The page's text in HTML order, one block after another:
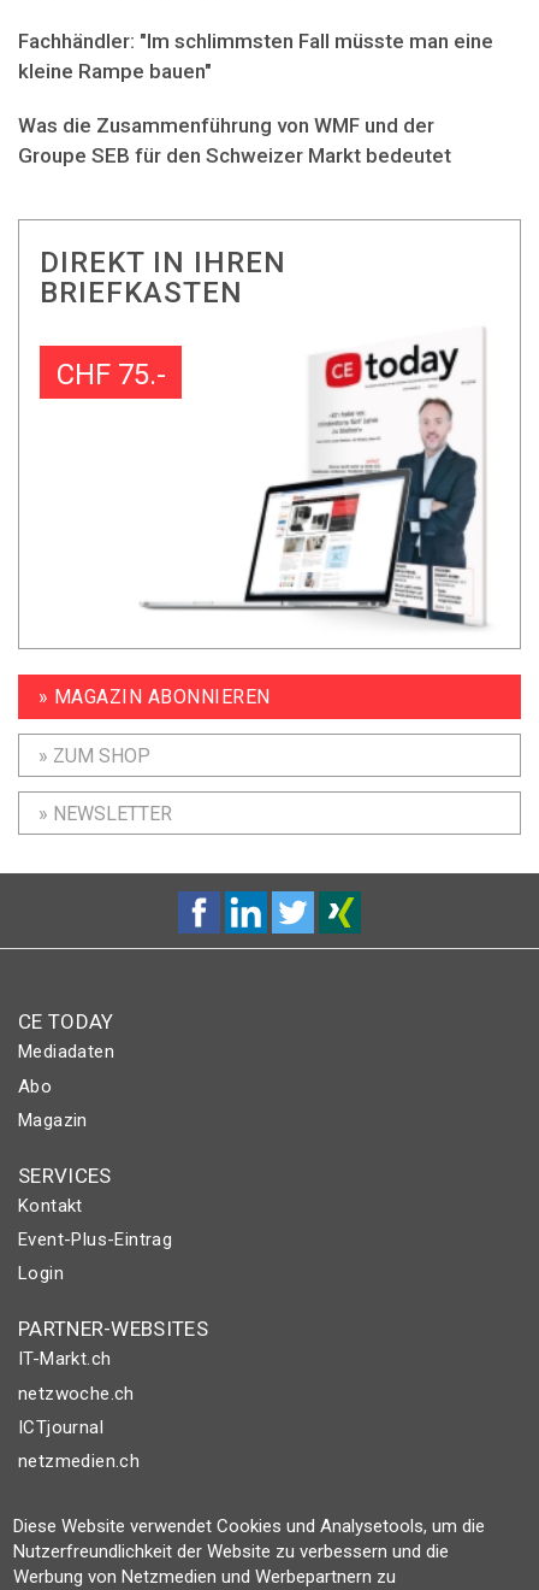
Fachhändler: "Im schlimmsten Fall müsste man eine
kleine Rampe bauen"
Was die Zusammenführung von WMF und der
Groupe SEB für den Schweizer Markt bedeutet
DIREKT IN IHREN
BRIEFKASTEN
CHF 75.-
» MAGAZIN ABONNIEREN
» ZUM SHOP
» NEWSLETTER
CE TODAY
Mediadaten
Abo
Magazin
SERVICES
Kontakt
Event-Plus-Eintrag
Login
PARTNER-WEBSITES
IT-Markt.ch
netzwoche.ch
ICTjournal
netzmedien.ch
© NETZMEDIEN AG 2026
Impressum
AGB
Diese Website verwendet Cookies und Analysetools, um die
Nutzerfreundlichkeit der Website zu verbessern und die
Werbung von Netzmedien und Werbepartnern zu